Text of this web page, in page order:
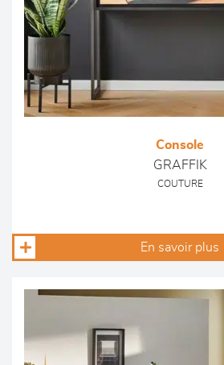
Console
GRAFFIK
COUTURE
En savoir plus